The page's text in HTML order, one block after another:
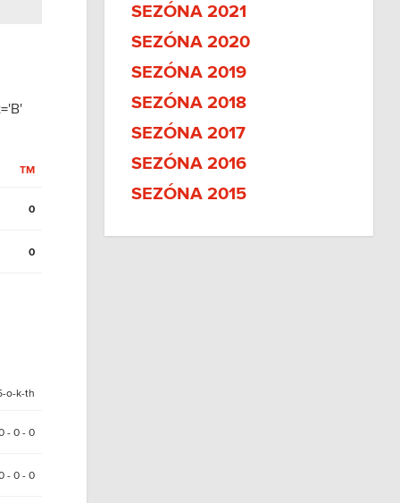
TM
0
0
o-k-th
- 0 - 0
- 0 - 0
SEZÓNA 2021
SEZÓNA 2020
SEZÓNA 2019
SEZÓNA 2018
SEZÓNA 2017
SEZÓNA 2016
SEZÓNA 2015